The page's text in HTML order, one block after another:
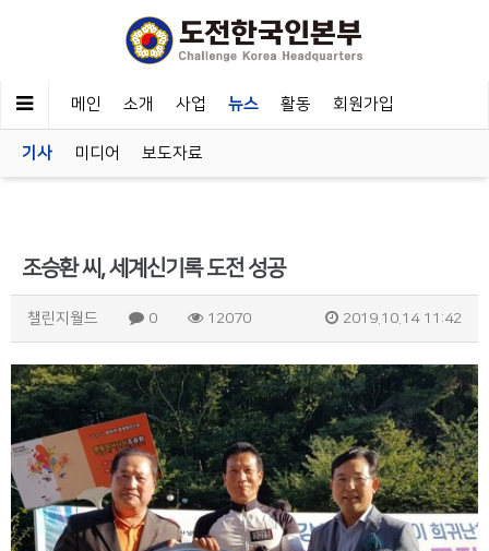
메인 소개 사업 뉴스 활동 회원가입
기사 미디어 보도자료
조승환 씨, 세계신기록 도전 성공
챌린지월드 0 12070 2019.10.14 11:42